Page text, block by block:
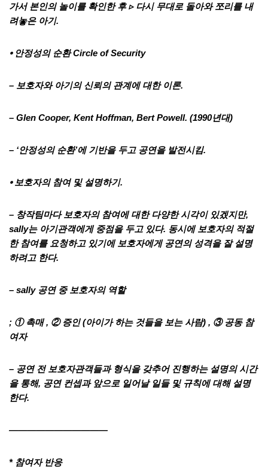
가서 본인의 놀이를 확인한 후 ▹ 다시 무대로 돌아와 쪼리를 내
려놓은 아기.
⦁ 안정성의 순환 Circle of Security
– 보호자와 아기의 신뢰의 관계에 대한 이론.
– Glen Cooper, Kent Hoffman, Bert Powell. (1990년대)
– ‘안정성의 순환’에 기반을 두고 공연을 발전시킴.
⦁ 보호자의 참여 및 설명하기.
– 창작팀마다 보호자의 참여에 대한 다양한 시각이 있겠지만,
sally는 아기관객에게 중점을 두고 있다. 동시에 보호자의 적절
한 참여를 요청하고 있기에 보호자에게 공연의 성격을 잘 설명
하려고 한다.
– sally 공연 중 보호자의 역할
; ① 촉매 , ② 증인 (아이가 하는 것들을 보는 사람) , ③ 공동 참
여자
– 공연 전 보호자관객들과 형식을 갖추어 진행하는 설명의 시간
을 통해, 공연 컨셉과 앞으로 일어날 일들 및 규칙에 대해 설명
한다.
———————————
* 참여자 반응